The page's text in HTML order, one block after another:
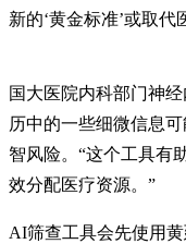
新的‘黄金标准’或取代
国大医院内科部门神
历中的一些细微信息
智风险。“这个工具有
效分配医疗资源。”
AI筛查工具会先使用